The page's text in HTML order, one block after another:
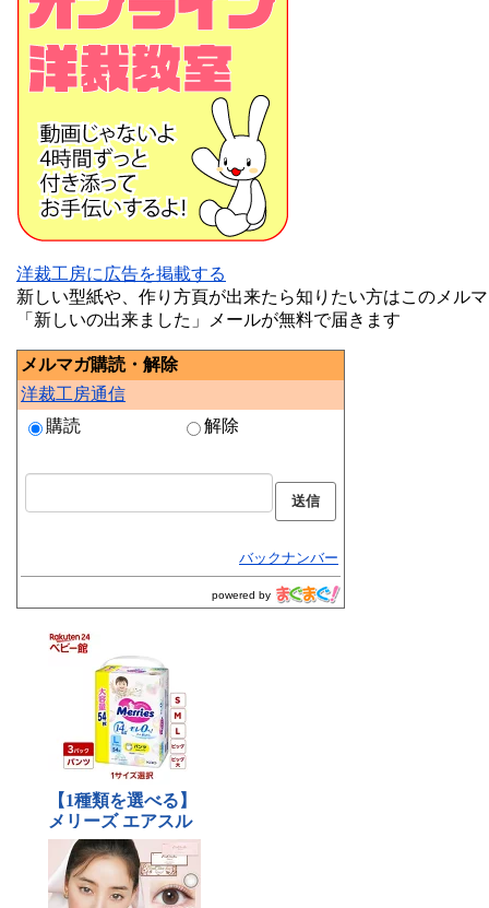
洋裁工房に広告を掲載する
新しい型紙や、作り方頁が出来たら知りたい方はこのメル
「新しいの出来ました」メールが無料で届きます
メルマガ購読・解除
洋裁工房通信
購読
解除
バックナンバー
powered by